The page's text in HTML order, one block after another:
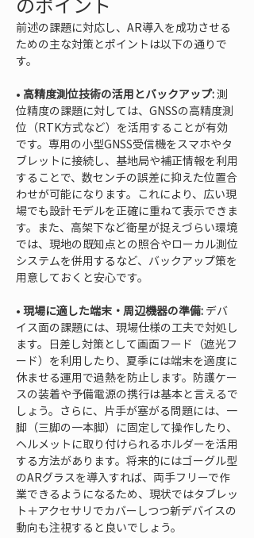
前述の課題に対応し、AR導入を成功させる
ための主な対策とポイントは以下の通りで
す。
• 高精度測位技術の活用とバックアップ: 測
位精度の課題に対しては、GNSSの高精度測
位（RTK方式など）を活用することが有効
です。専用の小型GNSS受信機をスマホやタ
ブレットに接続し、基地局や補正情報を利用
することで、数センチの誤差に抑えた位置合
わせが可能になります。これにより、広い現
場でも設計モデルを正確に重ねて表示できま
す。また、高架下など衛星が捉えづらい環境
では、現地の既知点との照合やローカル測位
システムを併用するなど、バックアップ策を
• 現場に適した端末・周辺機器の準備: デバ
イス面の課題には、現場仕様の工夫で対処し
ます。日差し対策として画面フード（遮光フ
ード）を利用したり、夏季には端末を適度に
休ませる運用で過熱を防止します。防護ケー
スの装着や予備電源の携行は基本と言えるで
しょう。さらに、片手が塞がる問題には、一
脚（三脚の一本脚）に固定して操作したり、
ヘルメットに取り付けられるホルダーを活用
する方法があります。将来的にはゴーグル型
のARグラスを導入すれば、両手フリーで作
業できるようになるため、現状ではタブレッ
ト＋アクセサリでカバーしつつ新デバイスの